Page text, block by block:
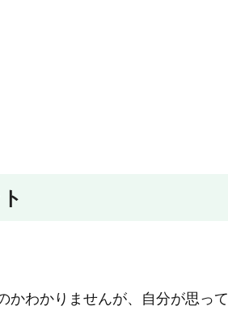
かわかりませんが、自分が思って